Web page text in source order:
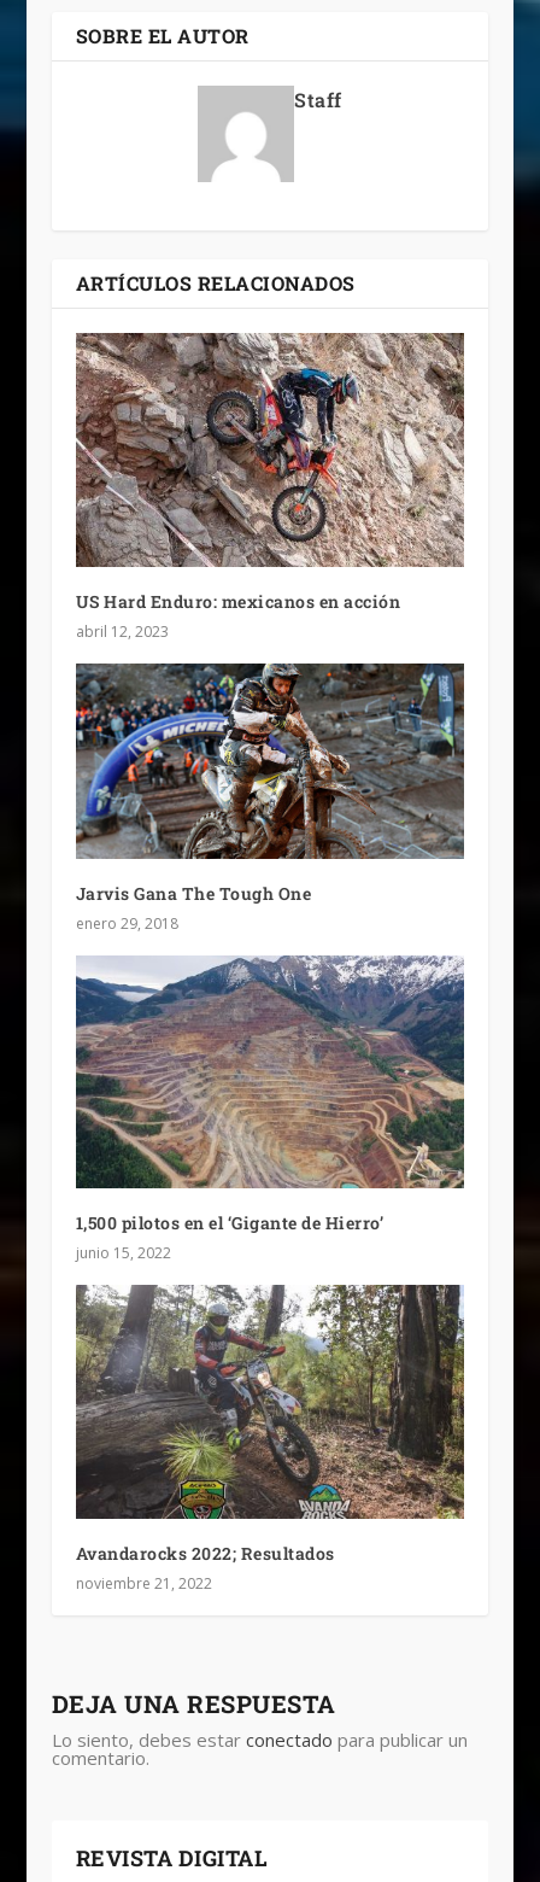
SOBRE EL AUTOR
Staff
ARTÍCULOS RELACIONADOS
US Hard Enduro: mexicanos en acción
abril 12, 2023
Jarvis Gana The Tough One
enero 29, 2018
1,500 pilotos en el ‘Gigante de Hierro’
junio 15, 2022
Avandarocks 2022; Resultados
noviembre 21, 2022
DEJA UNA RESPUESTA
Lo siento, debes estar conectado para publicar un
comentario.
REVISTA DIGITAL